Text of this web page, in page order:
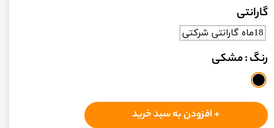
گارانتی
18ماه گارانتی شرکتی
رنگ: مشکی
+ افزودن به سبد خرید